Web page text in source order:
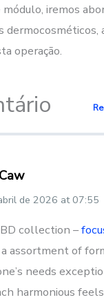
iremos
dermocosméticos,
operação.
de 2026 at 07:55
collection –
assortment of
needs
harmonious